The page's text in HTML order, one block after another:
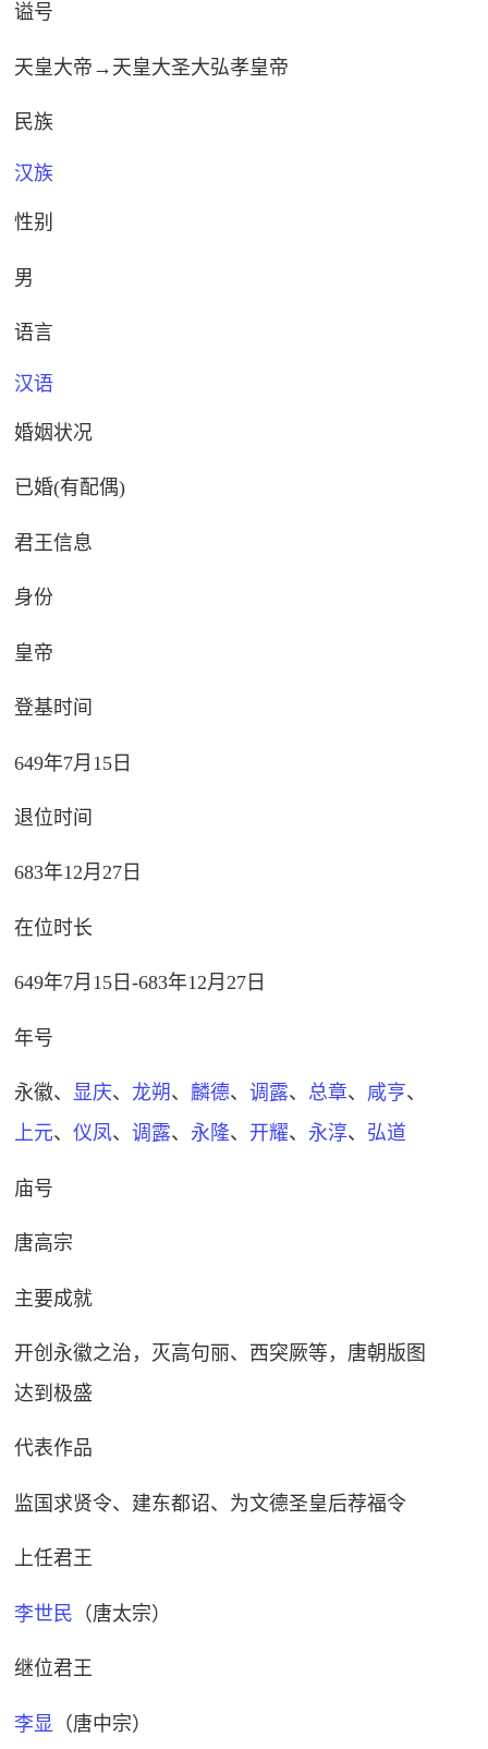
谥号
天皇大帝→天皇大圣大弘孝皇帝
民族
汉族
性别
男
语言
汉语
婚姻状况
已婚(有配偶)
君王信息
身份
皇帝
登基时间
649年7月15日
退位时间
683年12月27日
在位时长
649年7月15日-683年12月27日
年号
永徽、 显庆、 龙朔 、 麟德、调露、 总章、 咸亨、
上元、仪凤、调露、永隆、 开耀、永淳、 弘道
庙号
唐高宗
主要成就
开创永徽之治，灭高句丽、西突厥等，唐朝版图
达到极盛
代表作品
监国求贤令、 建东都诏、 为文德圣皇后荐福令
上任君王
李世民 （唐太宗）
继位君王
李显 （唐中宗）